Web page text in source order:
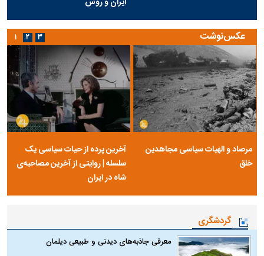
عکس‌نوشت
مرصاد و الهیات سیاسی مجاهدین
خلق
آخرین پرده از حیات سیاسی یک
سلسله | روایتی از آخرین مصاحبه‌ی
شاه در ایران
۱ ۲ ۳
گردشگری
معرفی جاذبه‌های دیدنی و طبیعی دیلمان